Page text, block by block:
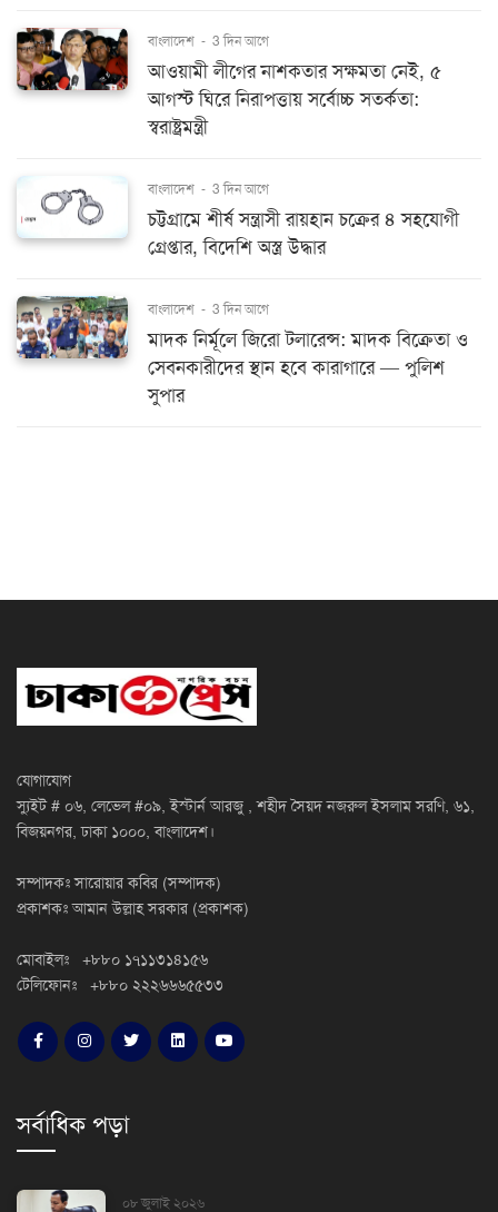
বাংলাদেশ - 3 দিন আগে
আওয়ামী লীগের নাশকতার সক্ষমতা নেই, ৫
আগস্ট ঘিরে নিরাপত্তায় সর্বোচ্চ সতর্কতা:
স্বরাষ্ট্রমন্ত্রী
বাংলাদেশ - 3 দিন আগে
চট্টগ্রামে শীর্ষ সন্ত্রাসী রায়হান চক্রের ৪ সহযোগী
গ্রেপ্তার, বিদেশি অস্ত্র উদ্ধার
বাংলাদেশ - 3 দিন আগে
মাদক নির্মূলে জিরো টলারেন্স: মাদক বিক্রেতা ও
সেবনকারীদের স্থান হবে কারাগারে — পুলিশ
সুপার
যোগাযোগ
স্যুইট # ০৬, লেভেল #০৯, ইস্টার্ন আরজু , শহীদ সৈয়দ নজরুল ইসলাম সরণি, ৬১,
বিজয়নগর, ঢাকা ১০০০, বাংলাদেশ।
সম্পাদকঃ সারোয়ার কবির (সম্পাদক)
প্রকাশকঃ আমান উল্লাহ সরকার (প্রকাশক)
মোবাইলঃ +৮৮০ ১৭১১৩১৪১৫৬
টেলিফোনঃ +৮৮০ ২২২৬৬৬৫৫৩৩
সর্বাধিক পড়া
০৮ জুলাই ২০২৬